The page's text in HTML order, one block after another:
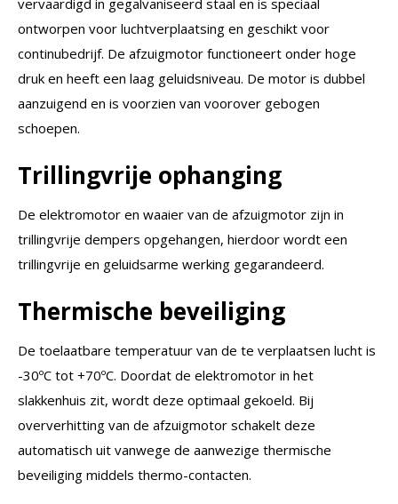
ontworpen voor luchtverplaatsing en geschikt voor
continubedrijf. De afzuigmotor functioneert onder hoge
druk en heeft een laag geluidsniveau. De motor is dubbel
aanzuigend en is voorzien van voorover gebogen
schoepen.
Trillingvrije ophanging
De elektromotor en waaier van de afzuigmotor zijn in
trillingvrije dempers opgehangen, hierdoor wordt een
trillingvrije en geluidsarme werking gegarandeerd.
Thermische beveiliging
De toelaatbare temperatuur van de te verplaatsen lucht is
-30ºC tot +70ºC. Doordat de elektromotor in het
slakkenhuis zit, wordt deze optimaal gekoeld. Bij
oververhitting van de afzuigmotor schakelt deze
automatisch uit vanwege de aanwezige thermische
beveiliging middels thermo-contacten.